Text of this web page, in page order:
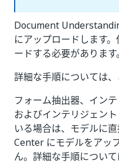
Document
にアップロードします
ードする必要があります。
詳細な手順については、
フォーム抽出器、イン
およびインテリジェン
いる場合は、モデルに
Center にモデルをアッ
ん。詳細な手順について